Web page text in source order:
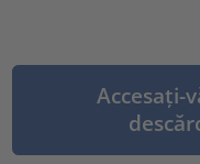
Accesați-